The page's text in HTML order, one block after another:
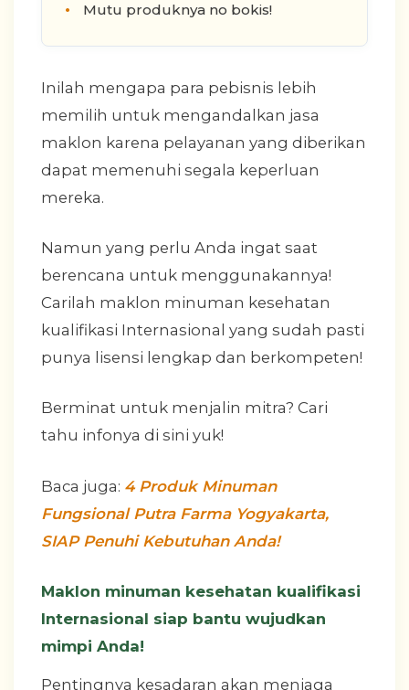
Mutu produknya no bokis!
Inilah mengapa para pebisnis lebih
memilih untuk mengandalkan jasa
maklon karena pelayanan yang diberikan
dapat memenuhi segala keperluan
mereka.
Namun yang perlu Anda ingat saat
berencana untuk menggunakannya!
Carilah maklon minuman kesehatan
kualifikasi Internasional yang sudah pasti
punya lisensi lengkap dan berkompeten!
Berminat untuk menjalin mitra? Cari
tahu infonya di sini yuk!
Baca juga: 4 Produk Minuman
Fungsional Putra Farma Yogyakarta,
SIAP Penuhi Kebutuhan Anda!
Maklon minuman kesehatan kualifikasi
Internasional siap bantu wujudkan
mimpi Anda!
Pentingnya kesadaran akan menjaga